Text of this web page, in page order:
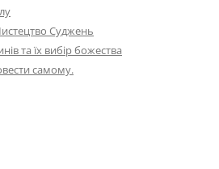
Суджень
та їх вибір божества
самому.